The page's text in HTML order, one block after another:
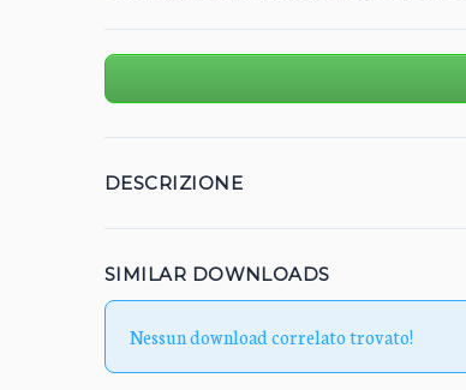
DESCRIZIONE
SIMILAR DOWNLOADS
Nessun download correlato trovato!